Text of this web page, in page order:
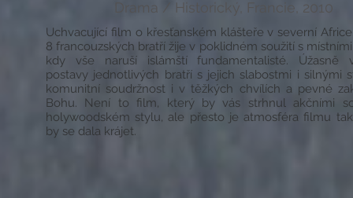
Drama / Historický, Francie, 2010
Uchvacující film o křesťanském klášteře v severní
8 francouzských bratří žije v poklidném soužití s
kdy vše naruší islámští fundamentalisté. Úžasně
postavy jednotlivých bratří s jejich slabostmi i silnými
komunitní soudržnost i v těžkých chvílích a pevné
Bohu. Není to film, který by vás strhnul akčními
holywoodském stylu, ale přesto je atmosféra filmu
by se dala krájet.